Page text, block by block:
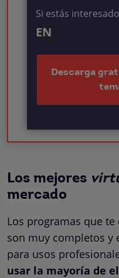
Si estás
EN
Descarga
Los mejores
mercado
Los programas que
son muy completos y
para usos
usar la mayoría de